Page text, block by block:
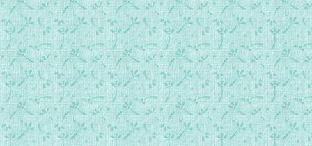
041二、玛利亚神圣的无玷受孕2.mp3
042二、玛利亚神圣的无玷受孕3.mp3
043二、玛利亚神圣的无玷受孕4.mp3
044三、“无玷受孕”奥迹的象征1.mp3
045三、“无玷受孕”奥迹的象征2.mp3
046四、象征的神视.mp3